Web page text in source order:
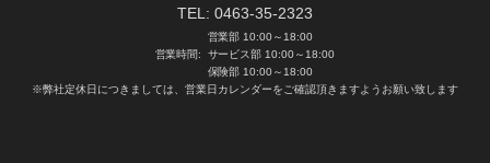
TEL:0463-35-2323
営業時間:
営業部 10:00～18:00
サービス部 10:00～18:00
保険部 10:00～18:00
※弊社定休日につきましては、営業日カレンダーをご確認頂きますようお願い致します